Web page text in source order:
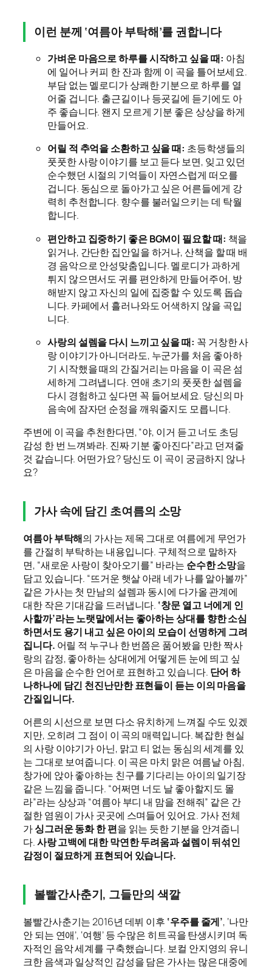
이런 분께 ‘여름아 부탁해’를 권합니다
가벼운 마음으로 하루를 시작하고 싶을 때: 아침
에 일어나 커피 한 잔과 함께 이 곡을 틀어보세요.
부담 없는 멜로디가 상쾌한 기분으로 하루를 열
어줄 겁니다. 출근길이나 등굣길에 듣기에도 아
주 좋습니다. 왠지 모르게 기분 좋은 상상을 하게
만들어요.
어릴 적 추억을 소환하고 싶을 때: 초등학생들의
풋풋한 사랑 이야기를 보고 듣다 보면, 잊고 있던
순수했던 시절의 기억들이 자연스럽게 떠오를
겁니다. 동심으로 돌아가고 싶은 어른들에게 강
력히 추천합니다. 향수를 불러일으키는 데 탁월
합니다.
편안하고 집중하기 좋은 BGM이 필요할 때: 책을
읽거나, 간단한 집안일을 하거나, 산책을 할 때 배
경 음악으로 안성맞춤입니다. 멜로디가 과하게
튀지 않으면서도 귀를 편안하게 만들어주어, 방
해받지 않고 자신의 일에 집중할 수 있도록 돕습
니다. 카페에서 흘러나와도 어색하지 않을 곡입
니다.
사랑의 설렘을 다시 느끼고 싶을 때: 꼭 거창한 사
랑 이야기가 아니더라도, 누군가를 처음 좋아하
기 시작했을 때의 간질거리는 마음을 이 곡은 섬
세하게 그려냅니다. 연애 초기의 풋풋한 설렘을
다시 경험하고 싶다면 꼭 들어보세요. 당신의 마
음속에 잠자던 순정을 깨워줄지도 모릅니다.
주변에 이 곡을 추천한다면, “야, 이거 듣고 너도 초딩
감성 한 번 느껴봐라. 진짜 기분 좋아진다”라고 던져줄
것 같습니다. 어떤가요? 당신도 이 곡이 궁금하지 않나
요?
가사 속에 담긴 초여름의 소망
여름아 부탁해의 가사는 제목 그대로 여름에게 무언가
를 간절히 부탁하는 내용입니다. 구체적으로 말하자
면, “새로운 사랑이 찾아오기를” 바라는 순수한 소망을
담고 있습니다. “뜨거운 햇살 아래 네가 나를 알아볼까”
같은 가사는 첫 만남의 설렘과 동시에 다가올 관계에
대한 작은 기대감을 드러냅니다. ‘창문 열고 너에게 인
사할까’라는 노랫말에서는 좋아하는 상대를 향한 소심
하면서도 용기 내고 싶은 아이의 모습이 선명하게 그려
집니다. 어릴 적 누구나 한 번쯤은 품어봤을 만한 짝사
랑의 감정, 좋아하는 상대에게 어떻게든 눈에 띄고 싶
은 마음을 순수한 언어로 표현하고 있습니다. 단어 하
나하나에 담긴 천진난만한 표현들이 듣는 이의 마음을
간질입니다.
어른의 시선으로 보면 다소 유치하게 느껴질 수도 있겠
지만, 오히려 그 점이 이 곡의 매력입니다. 복잡한 현실
의 사랑 이야기가 아닌, 맑고 티 없는 동심의 세계를 있
는 그대로 보여줍니다. 이 곡은 마치 맑은 여름날 아침,
창가에 앉아 좋아하는 친구를 기다리는 아이의 일기장
같은 느낌을 줍니다. “어쩌면 너도 날 좋아할지도 몰
라”라는 상상과 “여름아 부디 내 맘을 전해줘” 같은 간
절한 염원이 가사 곳곳에 스며들어 있어요. 가사 전체
가싱그러운 동화 한 편을 읽는 듯한 기분을 안겨줍니
다.사랑 고백에 대한 막연한 두려움과 설렘이 뒤섞인
감정이 절묘하게 표현되어 있습니다.
볼빨간사춘기, 그들만의 색깔
볼빨간사춘기는 2016년 데뷔 이후 ‘우주를 줄게’, ‘나만
안 되는 연애’, ‘여행’ 등 수많은 히트곡을 탄생시키며 독
자적인 음악 세계를 구축했습니다. 보컬 안지영의 유니
크한 음색과 일상적인 감성을 담은 가사는 많은 대중에